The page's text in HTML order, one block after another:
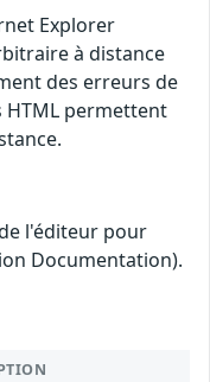
Explorer
à distance
des erreurs de
permettent
l'éditeur pour
Documentation).